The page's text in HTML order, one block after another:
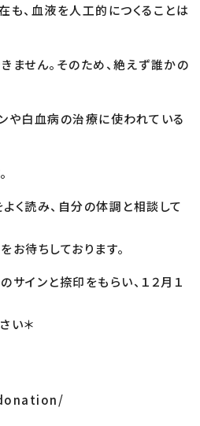
も、血液を人工的につくることは
ません。そのため、絶えず誰かの
や白血病の治療に使われている
く読み、自分の体調と相談して
お待ちしております。
サインと捺印をもらい、１２月１
い＊